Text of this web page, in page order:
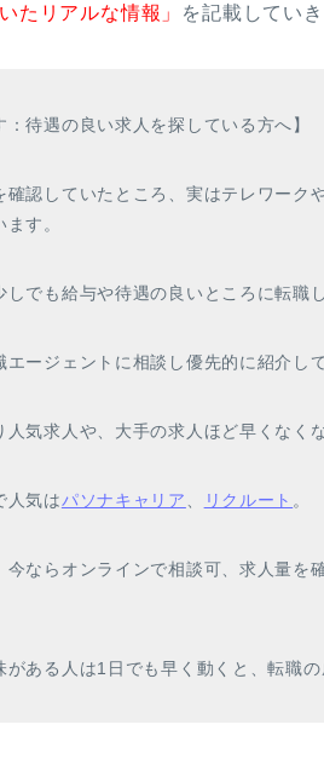
たリアルな情報」 を記載していき
：待遇の良い求人を探している方へ】
確認していたところ、実はテレワーク
す。
でも給与や待遇の良いところに転職
ージェントに相談し優先的に紹介し
気求人や、大手の求人ほど早くなく
人気はパソナキャリア リクルート 。
今ならオンラインで相談可、求人量を
ある人は1日でも早く動くと、転職の